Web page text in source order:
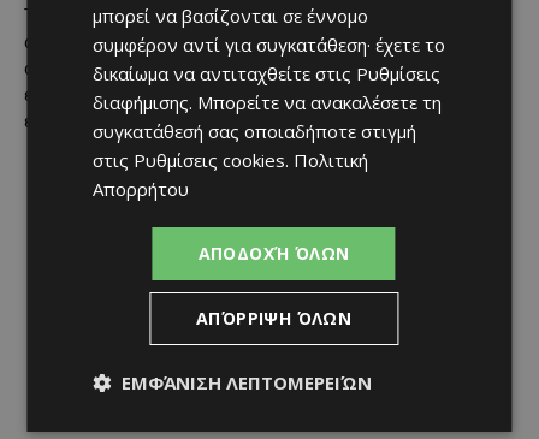
Τα αεροδρόμια Λάρνακας και Πάφου λειτουργούν κανονικά,
αν και παραμένουν σε αυξημένη επιτήρηση. Δεν έχουν
ανακοινωθεί ακυρώσεις πτήσεων λόγω του περιστατικού,
ενώ οι αεροπορικές εταιρείες παρακολουθούν τις
εξελίξεις.
μπορεί να βασίζονται σε έννομο
συμφέρον αντί για συγκατάθεση· έχετε το
δικαίωμα να αντιταχθείτε στις Ρυθμίσεις
διαφήμισης. Μπορείτε να ανακαλέσετε τη
συγκατάθεσή σας οποιαδήποτε στιγμή
στις Ρυθμίσεις cookies. Πολιτική
Απορρήτου
ΑΠΟΔΟΧΉ ΌΛΩΝ
ΑΠΌΡΡΙΨΗ ΌΛΩΝ
ΕΜΦΆΝΙΣΗ ΛΕΠΤΟΜΕΡΕΙΏΝ